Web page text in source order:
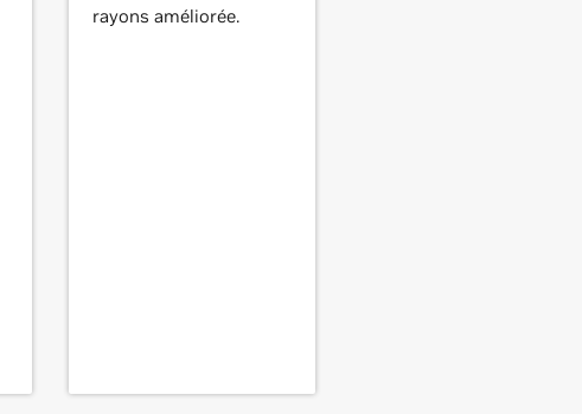
rayons améliorée.